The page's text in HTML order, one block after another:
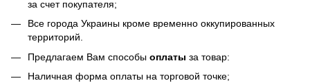
за счет покупателя;
Все города Украины кроме временно оккупированных
территорий.
Предлагаем Вам способы оплаты за товар:
Наличная форма оплаты на торговой точке;